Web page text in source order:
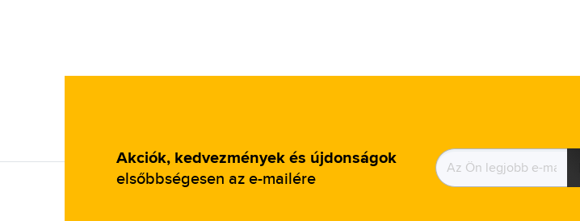
Akciók, kedvezmények és újdonságok
elsőbbségesen az e-mailére